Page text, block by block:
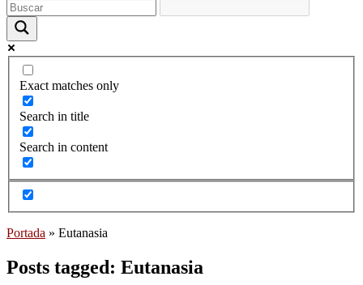
Exact matches only
Search in title
Search in content
Portada » Eutanasia
Posts tagged: Eutanasia